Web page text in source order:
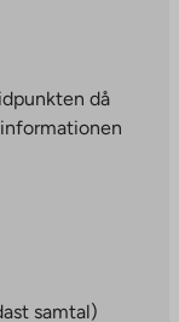
då
samtal)